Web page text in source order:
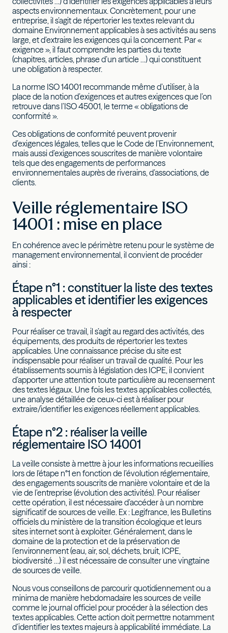
aspects environnementaux. Concrètement, pour une
entreprise, il s’agit de répertorier les textes relevant du
domaine Environnement applicables à ses activités au sens
large, et d’extraire les exigences qui la concernent. Par «
exigence », il faut comprendre les parties du texte
(chapitres, articles, phrase d’un article …) qui constituent
une obligation à respecter.
La norme ISO 14001 recommande même d’utiliser, à la
place de la notion d’exigences et autres exigences que l’on
retrouve dans l’ISO 45001, le terme « obligations de
conformité ».
Ces obligations de conformité peuvent provenir
d’exigences légales, telles que le Code de l’Environnement,
mais aussi d’exigences souscrites de manière volontaire
tels que des engagements de performances
environnementales auprès de riverains, d’associations, de
clients.
Veille réglementaire ISO
14001 : mise en place
En cohérence avec le périmètre retenu pour le système de
management environnemental, il convient de procéder
ainsi :
Étape n°1 : constituer la liste des textes
applicables et identifier les exigences
à respecter
Pour réaliser ce travail, il s’agit au regard des activités, des
équipements, des produits de répertorier les textes
applicables. Une connaissance précise du site est
indispensable pour réaliser un travail de qualité. Pour les
établissements soumis à législation des ICPE, il convient
d’apporter une attention toute particulière au recensement
des textes légaux. Une fois les textes applicables collectés,
une analyse détaillée de ceux-ci est à réaliser pour
extraire/identifier les exigences réellement applicables.
Étape n°2 : réaliser la veille
réglementaire ISO 14001
La veille consiste à mettre à jour les informations recueillies
lors de l'étape n°1 en fonction de l’évolution réglementaire,
des engagements souscrits de manière volontaire et de la
vie de l’entreprise (évolution des activités). Pour réaliser
cette opération, il est nécessaire d’accéder à un nombre
significatif de sources de veille. Ex : Legifrance, les Bulletins
officiels du ministère de la transition écologique et leurs
sites internet sont à exploiter. Généralement, dans le
domaine de la protection et de la préservation de
l’environnement (eau, air, sol, déchets, bruit, ICPE,
biodiversité …) il est nécessaire de consulter une vingtaine
de sources de veille.
Nous vous conseillons de parcourir quotidiennement ou a
minima de manière hebdomadaire les sources de veille
comme le journal officiel pour procéder à la sélection des
textes applicables. Cette action doit permettre notamment
d’identifier les textes majeurs à applicabilité immédiate. La